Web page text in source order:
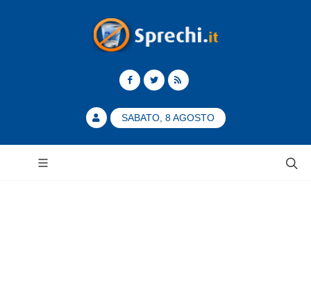
SABATO, 8 AGOSTO